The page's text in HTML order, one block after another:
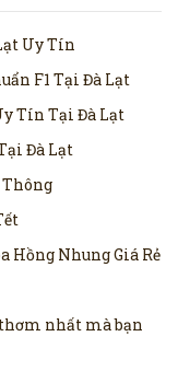
Uy Tín
F1 Tại Đà Lạt
Tín Tại Đà Lạt
Đà Lạt
Hồng Nhung Giá Rẻ
thơm nhất mà bạn